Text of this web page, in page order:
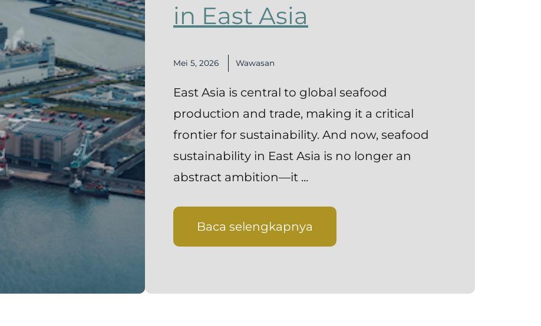
in East Asia
Mei 5, 2026 Wawasan
East Asia is central to global seafood
production and trade, making it a critical
frontier for sustainability. And now, seafood
sustainability in East Asia is no longer an
abstract ambition—it ...
Baca selengkapnya